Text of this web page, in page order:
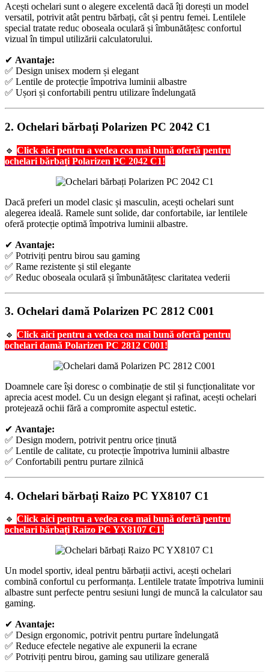
Acești ochelari sunt o alegere excelentă dacă îți dorești un model
versatil, potrivit atât pentru bărbați, cât și pentru femei. Lentilele
special tratate reduc oboseala oculară și îmbunătățesc confortul
vizual în timpul utilizării calculatorului.
✔ Avantaje:
✅ Design unisex modern și elegant
✅ Lentile de protecție împotriva luminii albastre
✅ Ușori și confortabili pentru utilizare îndelungată
2. Ochelari bărbați Polarizen PC 2042 C1
🔹 Click aici pentru a vedea cea mai bună ofertă pentru
ochelari bărbați Polarizen PC 2042 C1!
Dacă preferi un model clasic și masculin, acești ochelari sunt
alegerea ideală. Ramele sunt solide, dar confortabile, iar lentilele
oferă protecție optimă împotriva luminii albastre.
✔ Avantaje:
✅ Potriviți pentru birou sau gaming
✅ Rame rezistente și stil elegante
✅ Reduc oboseala oculară și îmbunătățesc claritatea vederii
3. Ochelari damă Polarizen PC 2812 C001
🔹 Click aici pentru a vedea cea mai bună ofertă pentru
ochelari damă Polarizen PC 2812 C001!
Doamnele care își doresc o combinație de stil și funcționalitate vor
aprecia acest model. Cu un design elegant și rafinat, acești ochelari
protejează ochii fără a compromite aspectul estetic.
✔ Avantaje:
✅ Design modern, potrivit pentru orice ținută
✅ Lentile de calitate, cu protecție împotriva luminii albastre
✅ Confortabili pentru purtare zilnică
4. Ochelari bărbați Raizo PC YX8107 C1
🔹 Click aici pentru a vedea cea mai bună ofertă pentru
ochelari bărbați Raizo PC YX8107 C1!
Un model sportiv, ideal pentru bărbații activi, acești ochelari
combină confortul cu performanța. Lentilele tratate împotriva luminii
albastre sunt perfecte pentru sesiuni lungi de muncă la calculator sau
gaming.
✔ Avantaje:
✅ Design ergonomic, potrivit pentru purtare îndelungată
✅ Reduce efectele negative ale expunerii la ecrane
✅ Potriviți pentru birou, gaming sau utilizare generală